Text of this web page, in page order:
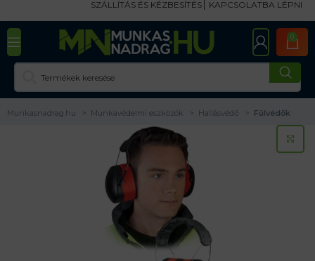
SZÁLLÍTÁS ÉS KÉZBESÍTÉS KAPCSOLATBA LÉPNI
0
Munkasnadrag.hu Munkavédelmi eszközök Hallásvédő Fülvédők